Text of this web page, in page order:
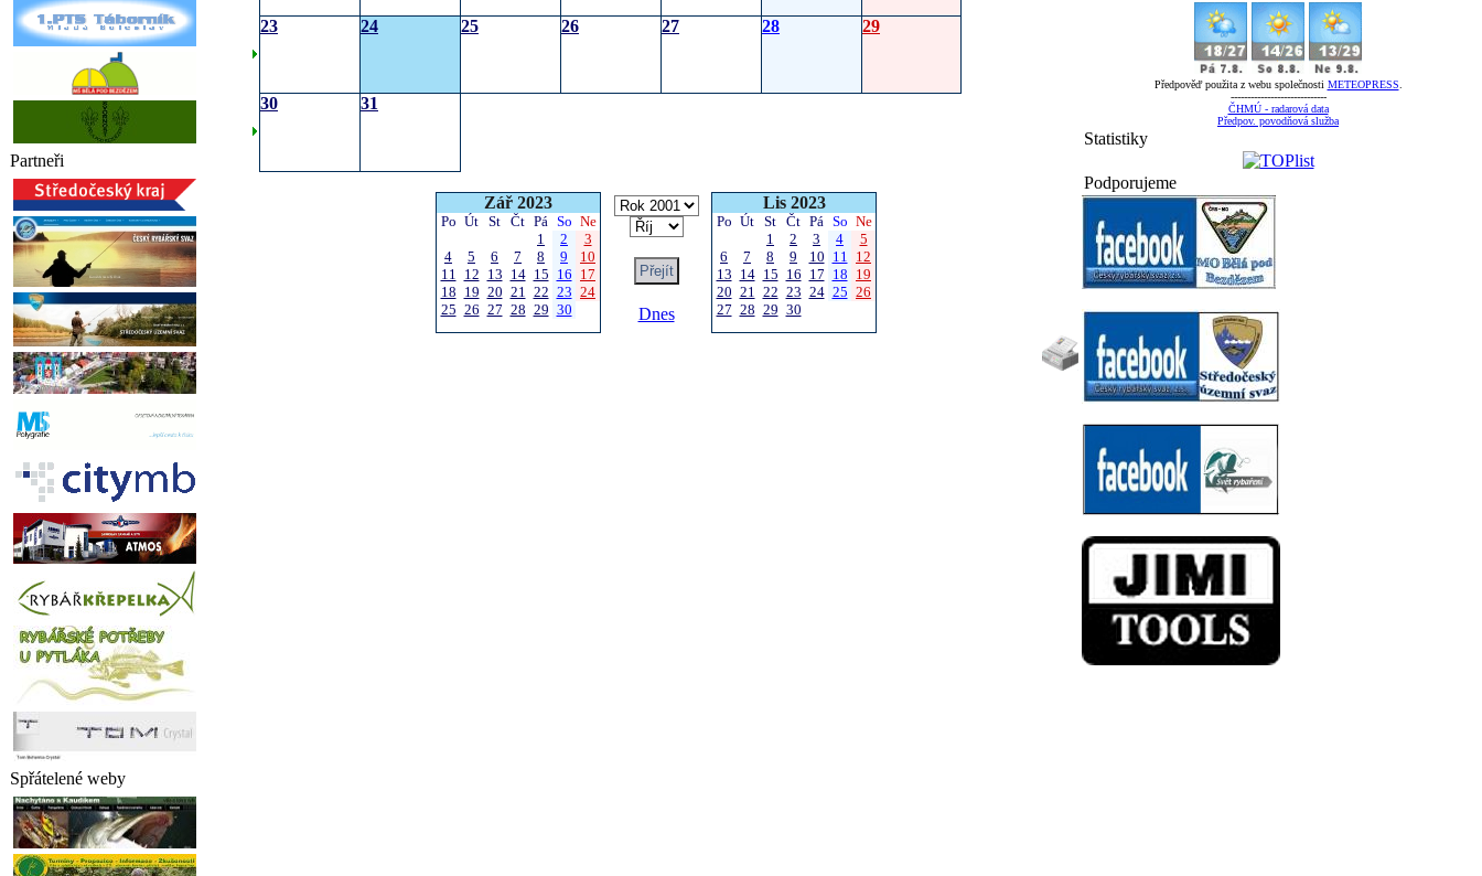
Partneři
Spřátelené weby
23 24 25 26 27 28 29
30 31
Zář 2023
Po Út St Čt Pá So Ne
1
2
3
4
5 6 7 8 9
10
11 12 13 14 15 16 17
18 19 20 21 22 23 24
25 26 27 28 29 30 Dnes
Lis 2023
Po Út St Čt Pá So Ne
1
2 3 4
5
6
7 8 9 10 11 12
13 14 15 16 17 18 19
20 21 22 23 24 25 26
27 28 29 30
Předpověď použita z webu společnosti METEOPRESS
-----------------------------
ČHMÚ - radarová data
Předpov. povodňová služba
Statistiky
Podporujeme